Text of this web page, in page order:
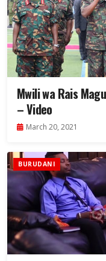
Mwili wa Rais
– Video
March 20, 2021
BURUDANI